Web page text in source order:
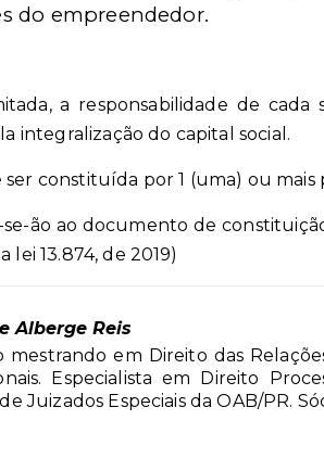
do empreendedor.
a responsabilidade de
integralização do capital social.
ser constituída por 1 (uma) ou
ão ao documento de
13.874, de 2019)
Alberge Reis
mestrando em Direito das
Especialista em Direito
Juizados Especiais da OAB/PR.